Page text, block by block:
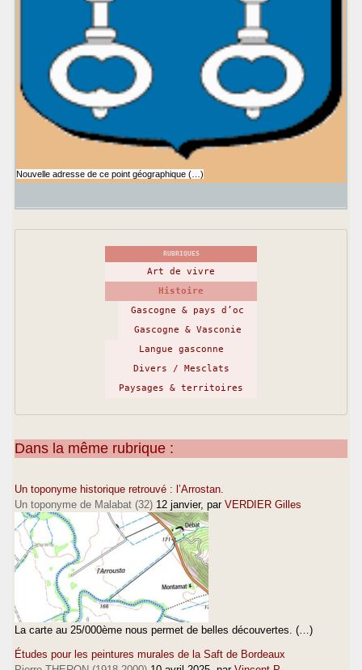
Nouvelle adresse de ce point géographique (…)
RUBRIQUES
Art de vivre
Histoire
Gascogne & pays d’oc
Gascogne & Vasconie
Langue gasconne
Divers / Mesclats
Paysages & territoires
Dans la même rubrique :
Un toponyme historique retrouvé : l’Arrostan.
Un toponyme de Malabat (32) 12 janvier, par VERDIER Gilles
La carte au 25/000ème nous permet de belles découvertes. (…)
Études pour les peintures murales de la Saft de Bordeaux